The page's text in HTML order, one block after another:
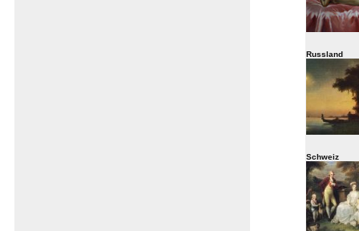
Russland
Schweiz